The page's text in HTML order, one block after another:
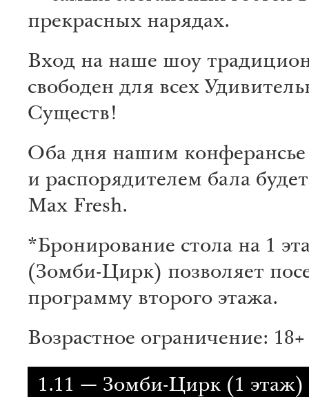
прекрасных нарядах.
Вход на наше шоу
свободен для всех
Существ!
Оба дня нашим конферансье
и распорядителем бала
Max Fresh.
*Бронирование стола на 1
(Зомби-Цирк) позволяет
программу второго этажа.
Возрастное ограничение: 18+
1.11 — Зомби-Цирк (1 этаж)